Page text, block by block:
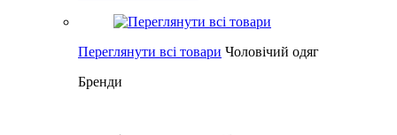
Переглянути всі товари Чоловічий одяг
Бренди